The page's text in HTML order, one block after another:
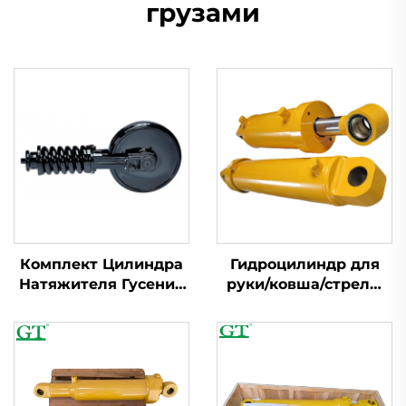
грузами
Комплект Цилиндра
Натяжителя Гусениц
EC240 EC360 EC460
Гидроцилиндр для
руки/ковша/стрелы
для экскаватора